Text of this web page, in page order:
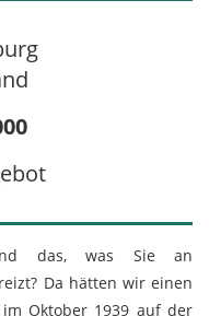
das, was Sie an
Da hätten wir einen
Oktober 1939 auf der